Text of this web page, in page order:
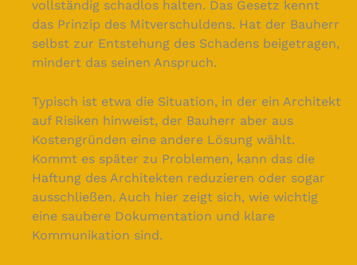
vollständig schadlos halten. Das Gesetz kennt
das Prinzip des Mitverschuldens. Hat der Bauherr
selbst zur Entstehung des Schadens beigetragen,
mindert das seinen Anspruch.
Typisch ist etwa die Situation, in der ein Architekt
auf Risiken hinweist, der Bauherr aber aus
Kostengründen eine andere Lösung wählt.
Kommt es später zu Problemen, kann das die
Haftung des Architekten reduzieren oder sogar
ausschließen. Auch hier zeigt sich, wie wichtig
eine saubere Dokumentation und klare
Kommunikation sind.